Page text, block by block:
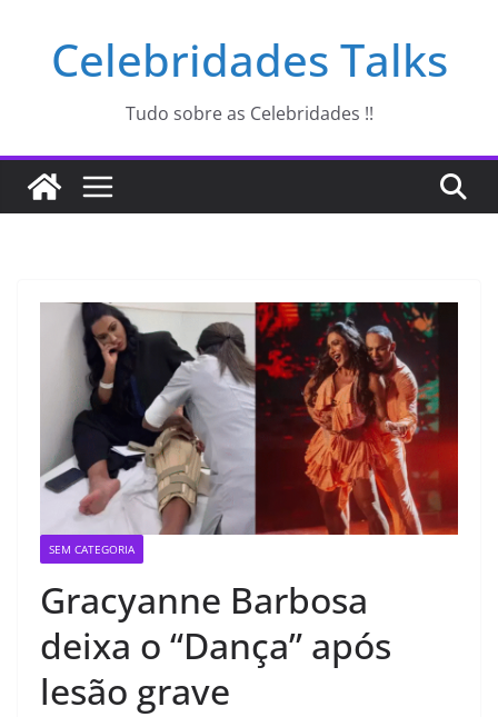
Celebridades Talks
Tudo sobre as Celebridades !!
SEM CATEGORIA
Gracyanne Barbosa
deixa o “Dança” após
lesão grave